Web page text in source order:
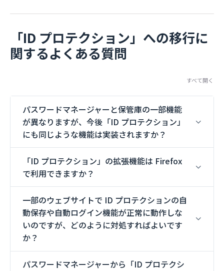
「ID プロテクション」への移行に
関するよくある質問
すべて開く
パスワードマネージャーと保管庫の一部機能
が異なりますが、今後「ID プロテクション」
にも同じような機能は実装されますか？
「ID プロテクション」の拡張機能は Firefox
で利用できますか？
一部のウェブサイトで ID プロテクションの自
動保存や自動ログイン機能が正常に動作しな
いのですが、どのように対処すればよいです
か？
パスワードマネージャーから「ID プロテクシ